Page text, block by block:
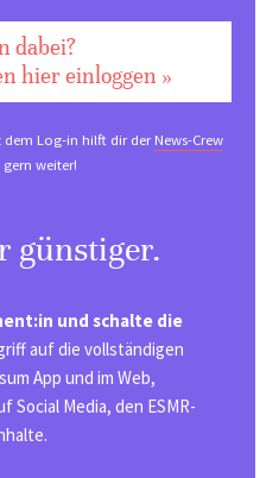
dabei?
hier einloggen »
dem Log-in hilft dir derNews-Crew
gern weiter!
günstiger.
und schalte die
auf die vollständigen
App und im Web,
Media, den ESMR-